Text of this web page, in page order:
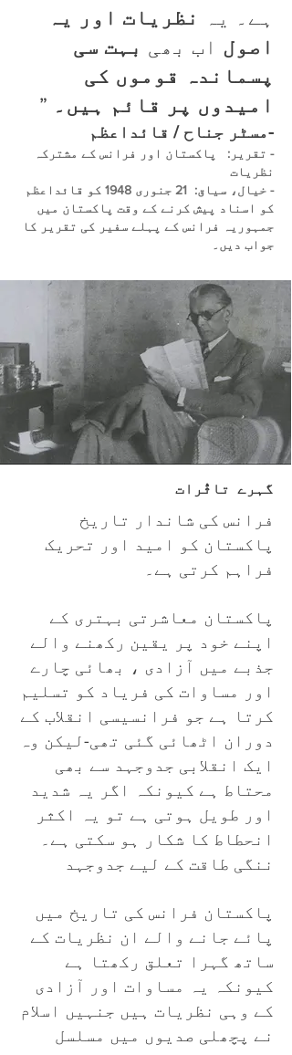
ہے۔ یہ
نظریات اور یہ
اصول اب بھی بہت سی
پسماندہ قوموں کی
امیدوں پر قائم ہیں۔ ”
-مسٹر جناح / قائداعظم
- تقریر:
پاکستان اور فرانس کے مشترکہ
نظریات
- خیال، سیاق:
21 جنوری 1948 کو قائداعظم
کو اسناد پیش کرنے کے وقت پاکستان میں
جمہوریہ فرانس کے پہلے سفیر کی تقریر کا
جواب دیں۔
گہرے تاثُّرات
فرانس کی شاندار تاریخ
پاکستان کو امید اور تحریک
فراہم کرتی ہے۔
پاکستان معاشرتی بہتری کے
اپنے خود پر یقین رکھنے والے
جذبے میں آزادی ، بھائی چارے
اور مساوات کی فریاد کو تسلیم
کرتا ہے جو فرانسیسی انقلاب کے
دوران اٹھائی گئی تھی-لیکن وہ
ایک انقلابی جدوجہد سے بھی
محتاط ہے کیونکہ اگر یہ شدید
اور طویل ہوتی ہے تو یہ اکثر
انحطاط کا شکار ہو سکتی ہے۔
ننگی طاقت کے لیے جدوجہد
پاکستان فرانس کی تاریخ میں
پائے جانے والے ان نظریات کے
ساتھ گہرا تعلق رکھتا
ہے
کیونکہ یہ مساوات اور آزادی
کے وہی نظریات ہیں جنہیں اسلام
نے پچھلی صدیوں میں مسلسل